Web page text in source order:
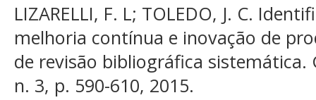
LIZARELLI, F. L; TOLEDO, J. C.
melhoria contínua e inovação de
de revisão bibliográfica sistemática.
n. 3, p. 590-610, 2015.